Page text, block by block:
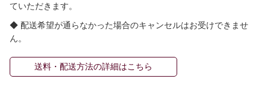
ていただきます。
◆ 配送希望が通らなかった場合のキャンセルはお受けできませ
ん。
送料・配送方法の詳細はこちら